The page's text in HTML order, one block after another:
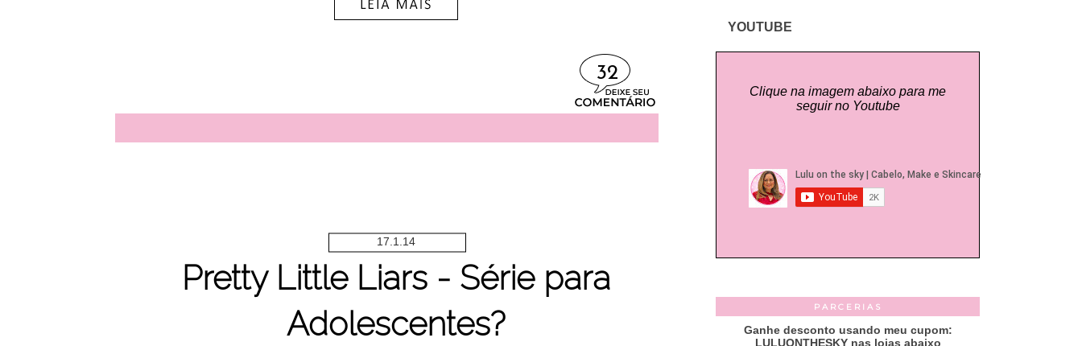
32
17.1.14
Pretty Little Liars - Série para
Adolescentes?
YOUTUBE
Clique na imagem abaixo para me
seguir no Youtube
PARCERIAS
Ganhe desconto usando meu cupom:
LULUONTHESKY nas lojas abaixo